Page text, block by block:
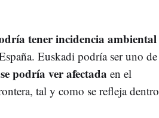
tenerincidencia ambiental
Euskadi podría ser uno de
podría ver afectada en el
tal y como se refleja dentro